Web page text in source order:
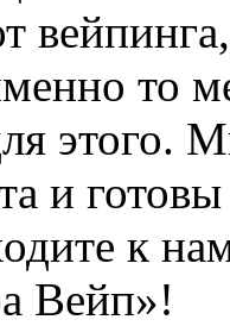
то
этого.
и
к
Вейп»!